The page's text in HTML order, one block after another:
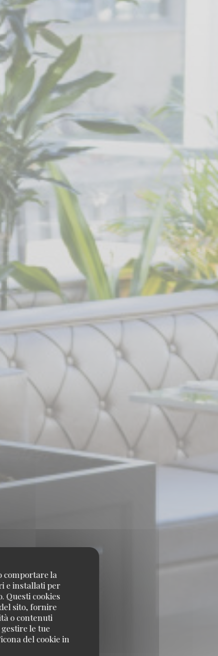
comportare la
e installati per
Questi cookies
sito, fornire
o contenuti
le tue
del cookie in